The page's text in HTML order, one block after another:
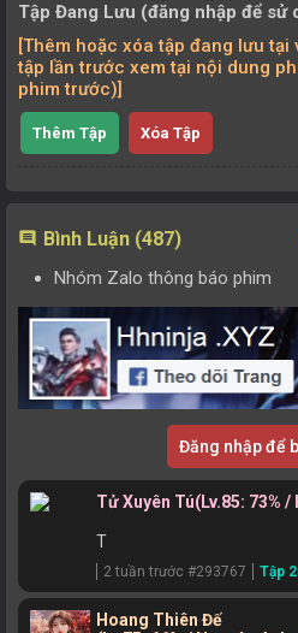
Tập Đang Lưu (đăng nhập để sử
[Thêm hoặc xóa tập đang lưu tại
tập lần trước xem tại nội dung
phim trước)]
Thêm Tập Xóa Tập
comment Bình Luận (487)
Nhóm Zalo thông báo phim
Đăng nhập để
Tử Xuyên Tú(Lv.85: 73%
T
2 tuần trước #293767 Tập
Hoang Thiên Đế